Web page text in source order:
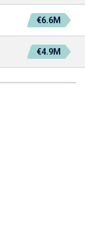
€6.6M
€4.9M